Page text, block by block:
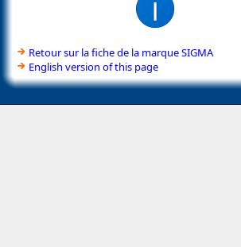
Retour sur la fiche de la marque SIGMA
English version of this page